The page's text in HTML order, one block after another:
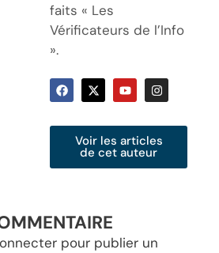
faits « Les
Vérificateurs de l’Info
».
Voir les articles
de cet auteur
pour publier un